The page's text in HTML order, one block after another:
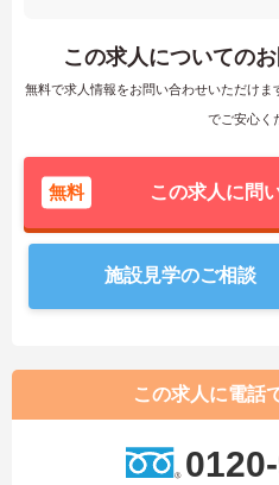
この求人についての
無料で求人情報をお問い合わせいただけ
でご安心く
無料 この求人に問
施設見学のご相談
この求人に電話